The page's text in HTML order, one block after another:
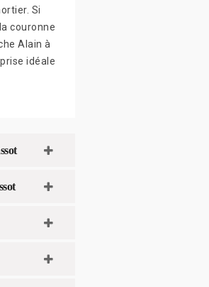
Si
couronne
Alain à
idéale